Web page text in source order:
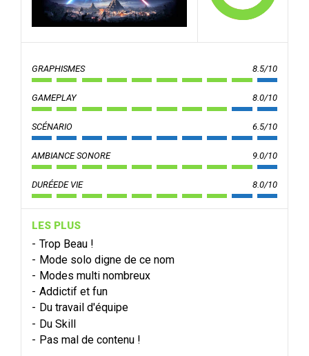
GRAPHISMES 8.5/10
GAMEPLAY 8.0/10
SCÉNARIO 6.5/10
AMBIANCE SONORE 9.0/10
DURÉEDE VIE 8.0/10
LES PLUS
Trop Beau !
Mode solo digne de ce nom
Modes multi nombreux
Addictif et fun
Du travail d'équipe
Du Skill
Pas mal de contenu !